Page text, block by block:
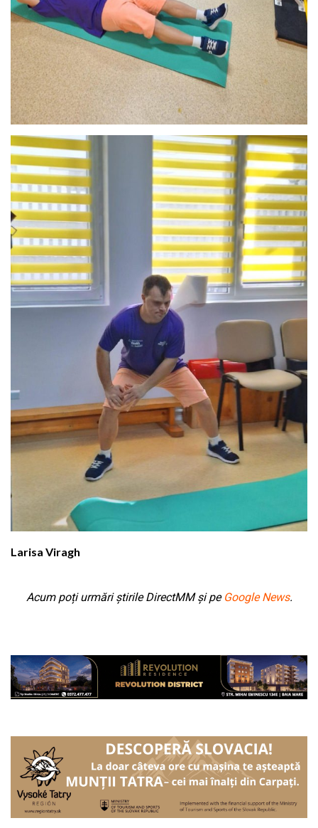
Larisa Viragh
Acum poți urmări știrile DirectMM și pe Google News.